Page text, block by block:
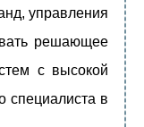
управления
решающее
с высокой
специалиста в